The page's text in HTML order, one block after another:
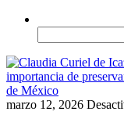
marzo 12, 2026